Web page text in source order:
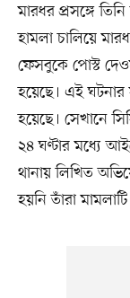
মারধর প্রসঙ্গে
হামলা চালিয়ে
ফেসবুকে পোস্ট
হয়েছে। এই ঘটনার
হয়েছে। সেখানে
২৪ ঘণ্টার মধ্যে
থানায় লিখিত
হয়নি তাঁরা